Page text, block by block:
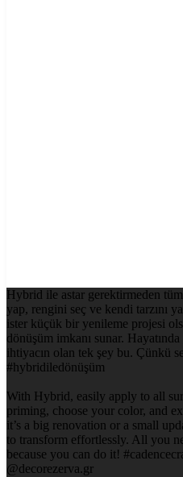
Hybrid ile astar gerektirmeden
yap, rengini seç ve kendi tarzını
ister küçük bir yenileme projesi
dönüşüm imkanı sunar.
ihtiyacın olan tek şey bu. Çünkü
#hybridiledönüşüm
With Hybrid, easily apply to all
priming, choose your color, and
it’s a big renovation or a small
to transform effortlessly. All you
because you can do it!
@decorezerva.gr